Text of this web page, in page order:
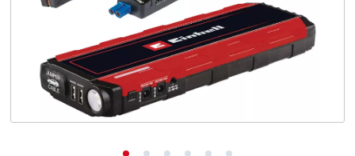
Italiano